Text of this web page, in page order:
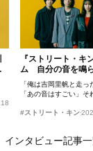
『ストリート・キ
ム 自分の音を鳴
せ。』峯田和伸、
也、吉岡里帆イン
ー
「俺は吉岡里帆と走っ
「あの音はすごい」そ
#ストリート・キング
インタビュー記事